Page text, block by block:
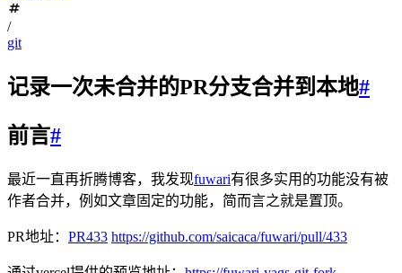
/
git
记录一次未合并的PR分支合并到本地#
前言#
最近一直再折腾博客，我发现fuwari有很多实用的功能没有被
作者合并，例如文章固定的功能，简而言之就是置顶。
PR地址： PR433 https://github.com/saicaca/fuwari/pull/433